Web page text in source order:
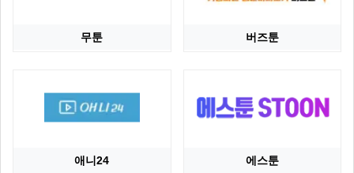
무툰 버즈툰
애니24 에스툰